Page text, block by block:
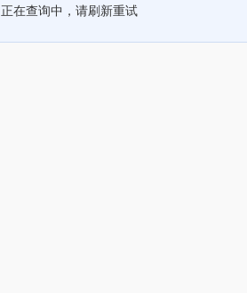
正在查询中，请刷新重试